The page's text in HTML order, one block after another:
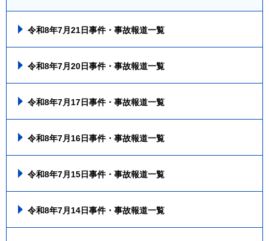
令和8年7月21日事件・事故報道一覧
令和8年7月20日事件・事故報道一覧
令和8年7月17日事件・事故報道一覧
令和8年7月16日事件・事故報道一覧
令和8年7月15日事件・事故報道一覧
令和8年7月14日事件・事故報道一覧